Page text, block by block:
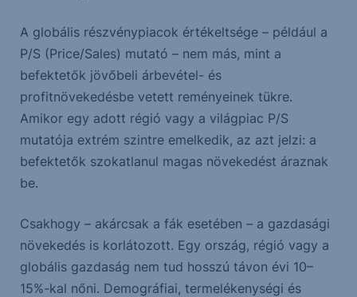
A globális részvénypiacok értékeltsége – például a
P/S (Price/Sales) mutató – nem más, mint a
befektetők jövőbeli árbevétel- és
profitnövekedésbe vetett reményeinek tükre.
Amikor egy adott régió vagy a világpiac P/S
mutatója extrém szintre emelkedik, az azt jelzi: a
befektetők szokatlanul magas növekedést áraznak
be.
Csakhogy – akárcsak a fák esetében – a gazdasági
növekedés is korlátozott. Egy ország, régió vagy a
globális gazdaság nem tud hosszú távon évi 10–
15%-kal nőni. Demográfiai, termelékenységi és